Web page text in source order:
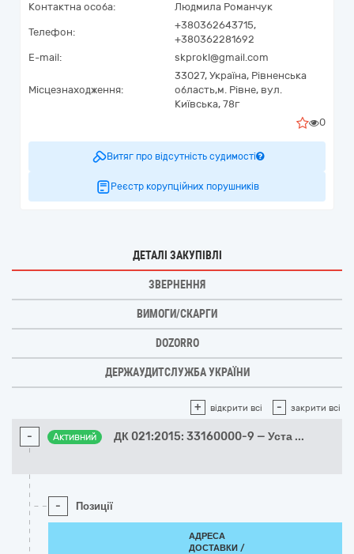
Контактна особа:
Людмила Романчук
Телефон:
+380362643715,
+380362281692
E-mail:
skprokl@gmail.com
Місцезнаходження:
33027, Україна, Рівненська
область,м. Рівне, вул.
Київська, 78г
0
Витяг про відсутність судимості
Реєстр корупційних порушників
ДЕТАЛІ ЗАКУПІВЛІ
ЗВЕРНЕННЯ
ВИМОГИ/СКАРГИ
DOZORRO
ДЕРЖАУДИТСЛУЖБА УКРАЇНИ
+ відкрити всі - закрити всі
- Активний ДК 021:2015: 33160000-9 — Уста ...
- Позиції
АДРЕСА
ДОСТАВКИ /